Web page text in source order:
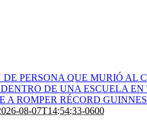
PERSONA QUE MURIÓ AL
DE UNA ESCUELA
ROMPER RÉCORD
08-07T14:54:33-0600